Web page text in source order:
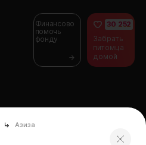
Финансово
помочь
фонду
30 252
Забрать
питомца
домой
Азиза